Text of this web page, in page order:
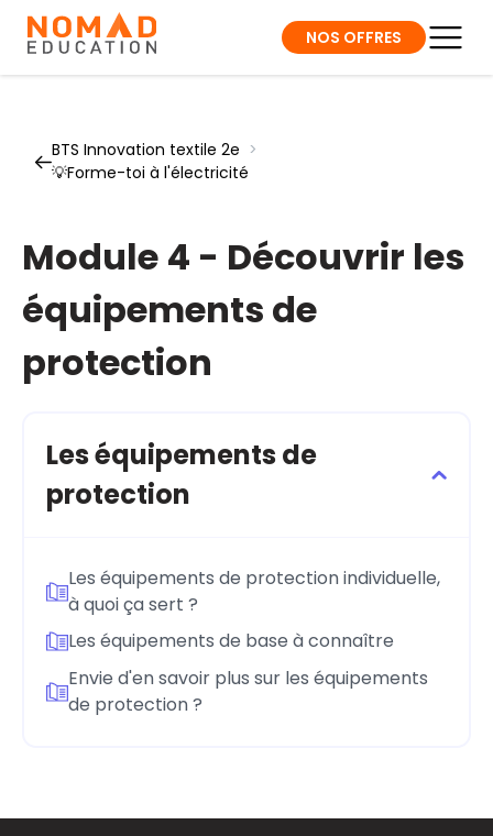
NOS OFFRES
BTS Innovation textile 2e >
💡Forme-toi à l'électricité
Module 4 - Découvrir les
équipements de
protection
Les équipements de
protection
Les équipements de protection individuelle,
à quoi ça sert ?
Les équipements de base à connaître
Envie d'en savoir plus sur les équipements
de protection ?